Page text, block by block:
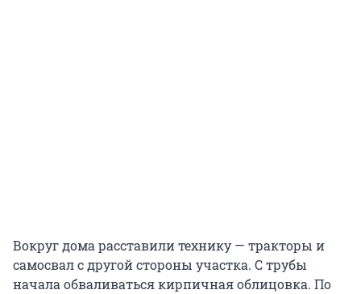
Вокруг дома расставили технику — тракторы и
самосвал с другой стороны участка. С трубы
начала обваливаться кирпичная облицовка. По